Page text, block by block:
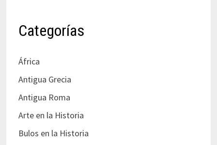
Categorías
África
Antigua Grecia
Antigua Roma
Arte en la Historia
Bulos en la Historia